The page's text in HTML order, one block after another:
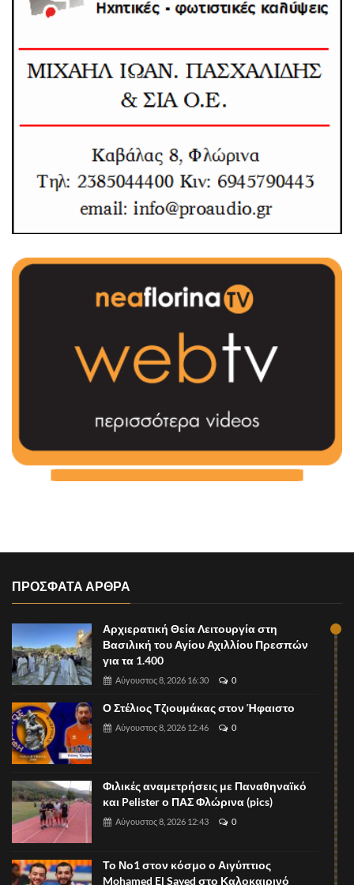
ΠΡΟΣΦΑΤΑ ΑΡΘΡΑ
Αρχιερατική Θεία Λειτουργία στη
Βασιλική του Αγίου Αχιλλίου Πρεσπών
για τα 1.400
Αύγουστος 8, 2026 16:30 0
Ο Στέλιος Τζιουμάκας στον Ήφαιστο
Αύγουστος 8, 2026 12:46 0
Φιλικές αναμετρήσεις με Παναθηναϊκό
και Pelister ο ΠΑΣ Φλώρινα (pics)
Αύγουστος 8, 2026 12:43 0
Το Νο1 στον κόσμο ο Αιγύπτιος
Mohamed El Sayed στο Καλοκαιρινό